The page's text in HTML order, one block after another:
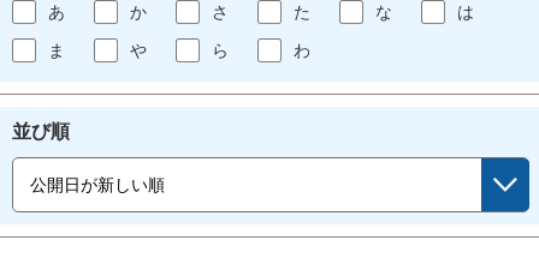
あ
か さ た な
は
ま
や ら わ
並び順